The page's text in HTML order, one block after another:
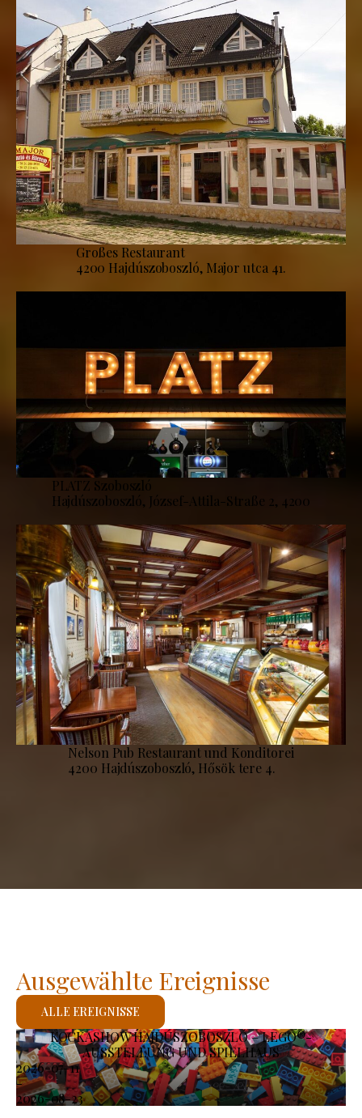
Großes Restaurant
4200 Hajdúszoboszló, Major utca 41.
PLATZ Szoboszló
Hajdúszoboszló, József-Attila-Straße 2, 4200
Nelson Pub Restaurant und Konditorei
4200 Hajdúszoboszló, Hősök tere 4.
KOCKASHOW HAJDÚSZOBOSZLÓ – LEGO®-
AUSSTELLUNG UND SPIELHAUS
2026-07-11
-
2026-08-23
Ausgewählte Ereignisse
ALLE EREIGNISSE